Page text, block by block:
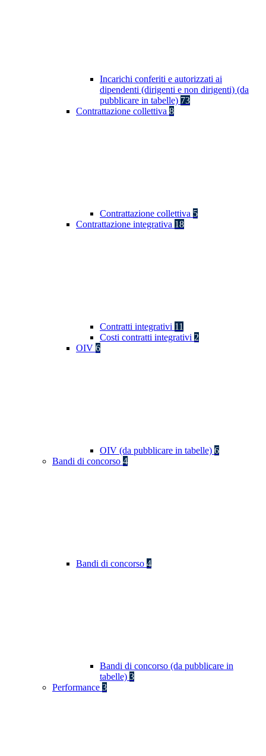
Incarichi conferiti e autorizzati ai
dipendenti (dirigenti e non dirigenti) (da
pubblicare in tabelle) 73
Contrattazione collettiva 8
Contrattazione collettiva 5
Contrattazione integrativa 18
Contratti integrativi 11
Costi contratti integrativi 2
OIV 6
OIV (da pubblicare in tabelle) 6
Bandi di concorso 4
Bandi di concorso 4
Bandi di concorso (da pubblicare in
tabelle) 3
Performance 3